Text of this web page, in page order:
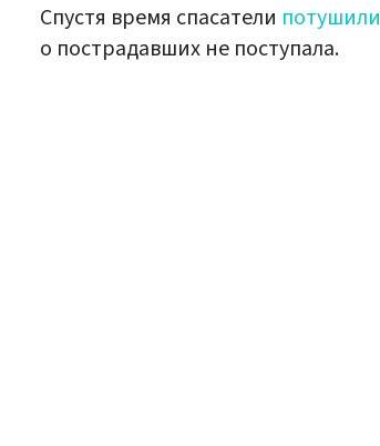
Спустя время спасатели потушили
о пострадавших не поступала.